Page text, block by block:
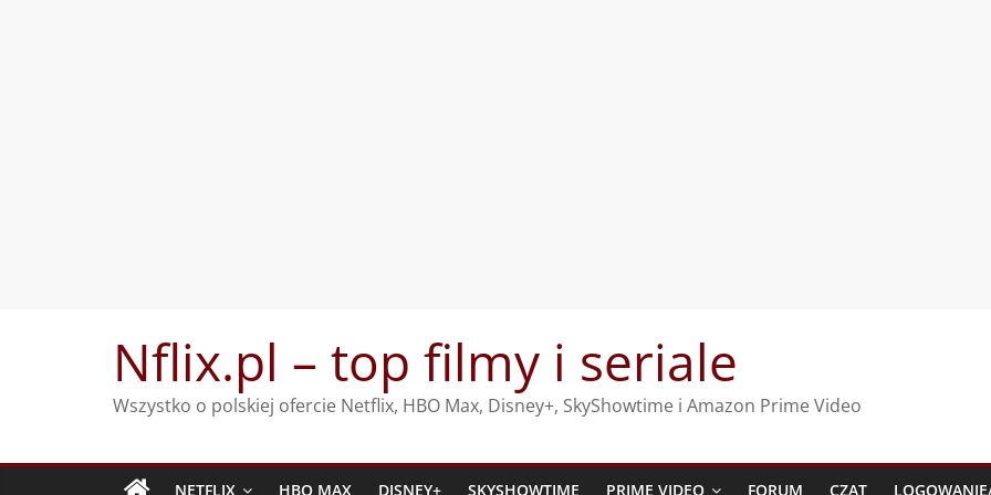
Nflix.pl – top filmy i seriale
Wszystko o polskiej ofercie Netflix, HBO Max, Disney+, SkyShowtime i Amazon Prime Video
NETFLIX HBO MAX DISNEY+ SKYSHOWTIME PRIME VIDEO FORUM CZAT